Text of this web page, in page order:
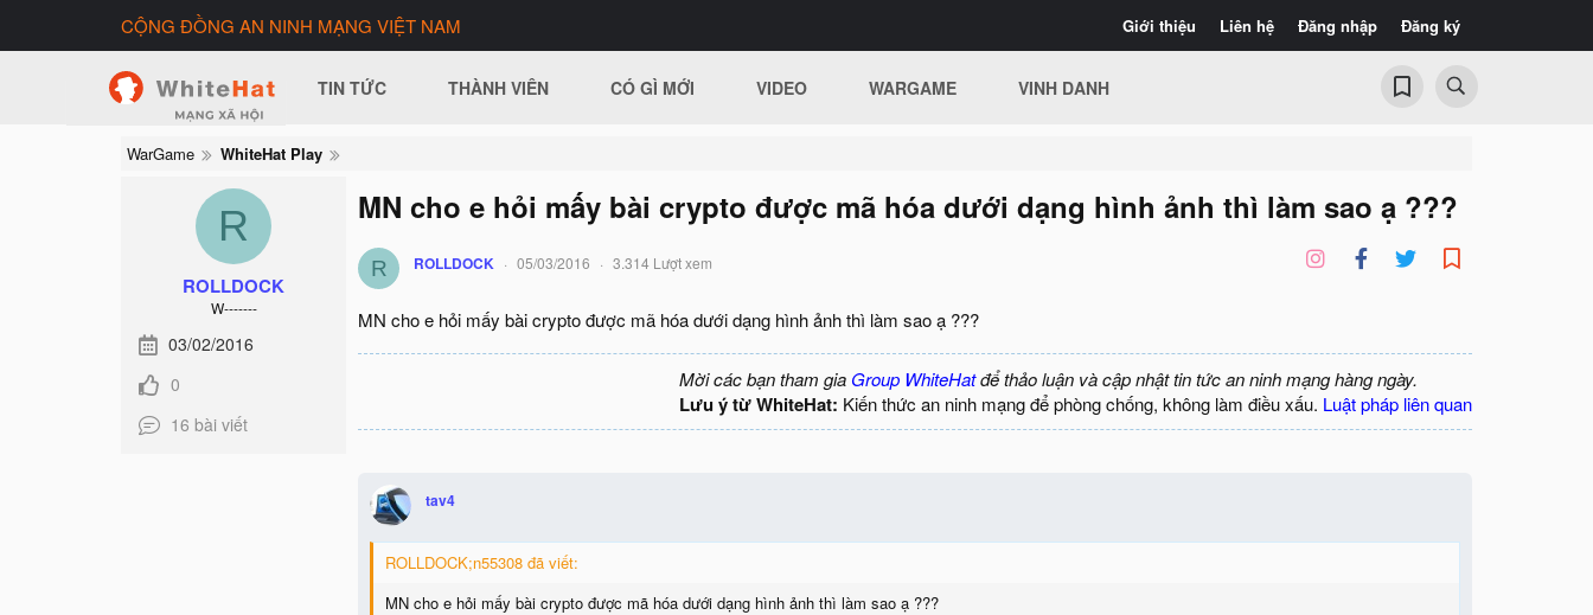
Giới thiệu Liên hệ Đăng nhập Đăng ký
CỘNG ĐỒNG AN NINH MẠNG VIỆT NAM
TIN TỨC THÀNH VIÊN CÓ GÌ MỚI VIDEO WARGAME VINH DANH
WarGame WhiteHat Play
R
ROLLDOCK
W-------
03/02/2016
0
16 bài viết
MN cho e hỏi mấy bài crypto được mã hóa dưới dạng hình ảnh thì làm sao ạ ???
R ROLLDOCK 05/03/2016 3.314 Lượt xem
MN cho e hỏi mấy bài crypto được mã hóa dưới dạng hình ảnh thì làm sao ạ ???
Mời các bạn tham gia Group WhiteHatđể thảo luận và cập nhật tin tức an ninh mạng hàng ngày.
Lưu ý từ WhiteHat: Kiến thức an ninh mạng để phòng chống, không làm điều xấu. Luật pháp liên quan
tav4
ROLLDOCK;n55308 đã viết:
MN cho e hỏi mấy bài crypto được mã hóa dưới dạng hình ảnh thì làm sao ạ ???